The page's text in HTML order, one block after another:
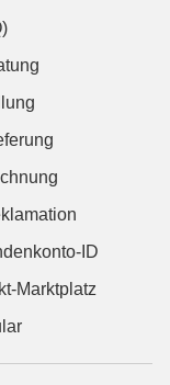
ID
Marktplatz